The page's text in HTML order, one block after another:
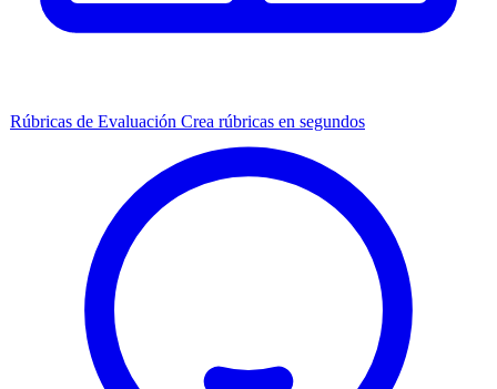
Rúbricas de Evaluación Crea rúbricas en segundos